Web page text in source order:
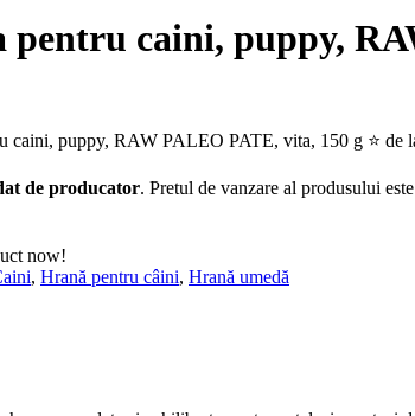
pentru caini, puppy,
caini, puppy, RAW PALEO PATE, vita, 150 g ⭐
de producator. Pretul de vanzare al produsului
now!
, Hrană pentru câini, Hrană umedă